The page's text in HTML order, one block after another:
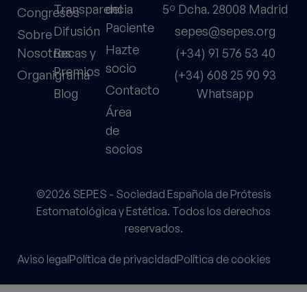
Congresos
Sobre
Nosotros
Organigrama
Transparencia
Difusión
Becas y
Premios
Blog
del
Paciente
Hazte
socio
Contacto
Área
de
socios
5º Dcha. 28008 Madrid
sepes@sepes.org
(+34) 91 576 53 40
(+34) 608 25 90 93
Whatsapp
©2026 SEPES - Sociedad Española de Prótesis
Estomatológica y Estética. Todos los derechos
reservados.
Aviso legalPolítica de privacidadPolítica de cookies